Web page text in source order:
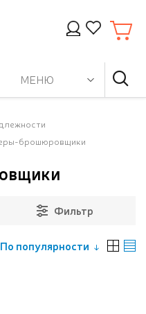
МЕНЮ
брошюровщики
Фильтр
По популярности